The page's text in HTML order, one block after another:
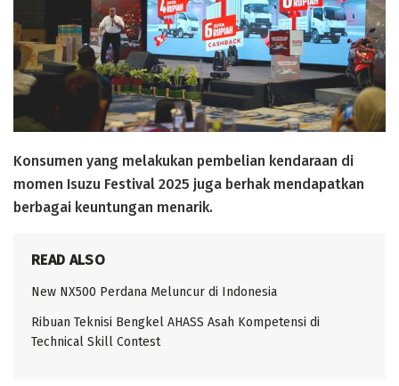
Konsumen yang melakukan pembelian kendaraan di
momen Isuzu Festival 2025 juga berhak mendapatkan
berbagai keuntungan menarik.
READ ALSO
New NX500 Perdana Meluncur di Indonesia
Ribuan Teknisi Bengkel AHASS Asah Kompetensi di
Technical Skill Contest